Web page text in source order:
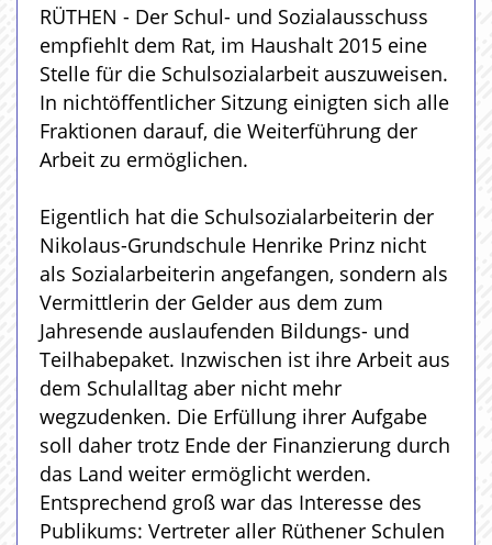
RÜTHEN - Der Schul- und Sozialausschuss
empfiehlt dem Rat, im Haushalt 2015 eine
Stelle für die Schulsozialarbeit auszuweisen.
In nichtöffentlicher Sitzung einigten sich alle
Fraktionen darauf, die Weiterführung der
Arbeit zu ermöglichen.
Eigentlich hat die Schulsozialarbeiterin der
Nikolaus-Grundschule Henrike Prinz nicht
als Sozialarbeiterin angefangen, sondern als
Vermittlerin der Gelder aus dem zum
Jahresende auslaufenden Bildungs- und
Teilhabepaket. Inzwischen ist ihre Arbeit aus
dem Schulalltag aber nicht mehr
wegzudenken. Die Erfüllung ihrer Aufgabe
soll daher trotz Ende der Finanzierung durch
das Land weiter ermöglicht werden.
Entsprechend groß war das Interesse des
Publikums: Vertreter aller Rüthener Schulen